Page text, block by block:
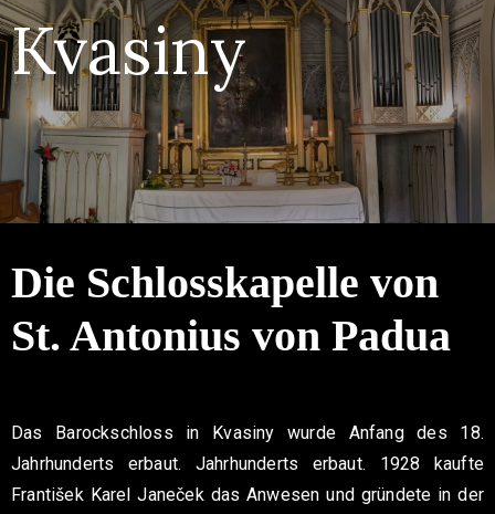
Projekt
Aufzeichnungen
Kontakt
Kvasiny
Die Schlosskapelle von
St. Antonius von Padua
Das Barockschloss in Kvasiny wurde Anfang des 18.
Jahrhunderts erbaut. Jahrhunderts erbaut. 1928 kaufte
František Karel Janeček das Anwesen und gründete in der